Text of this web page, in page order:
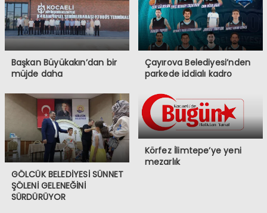
Başkan Büyükakın’dan bir
müjde daha
Çayırova Belediyesi’nden
parkede iddialı kadro
GÖLCÜK BELEDİYESİ SÜNNET
ŞÖLENİ GELENEĞİNİ
SÜRDÜRÜYOR
Körfez İlimtepe’ye yeni
mezarlık